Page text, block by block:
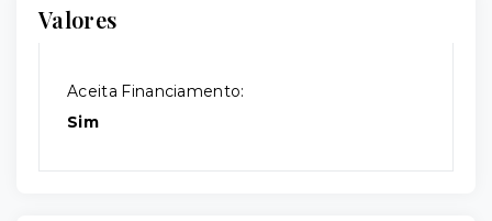
Valores
Aceita Financiamento:
Sim